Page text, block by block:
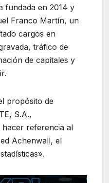
fundada en 2014 y
Franco Martín, un
cargos en
tráfico de
de capitales y
propósito de
S.A.,
referencia al
Achenwall, el